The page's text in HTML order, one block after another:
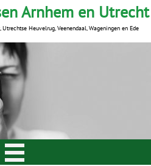
Arnhem en Utrecht
Heuvelrug, Veenendaal, Wageningen en Ede